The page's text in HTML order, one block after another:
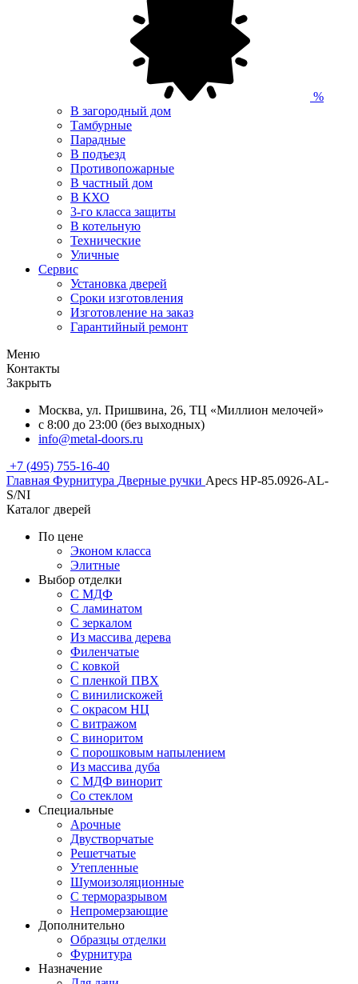
%
В загородный дом
Тамбурные
Парадные
В подъезд
Противопожарные
В частный дом
В КХО
3-го класса защиты
В котельную
Технические
Уличные
Сервис
Установка дверей
Сроки изготовления
Изготовление на заказ
Гарантийный ремонт
Меню
Контакты
Закрыть
Москва, ул. Пришвина, 26, ТЦ «Миллион мелочей»
с 8:00 до 23:00 (без выходных)
info@metal-doors.ru
+7 (495) 755-16-40
Главная Фурнитура Дверные ручки Apecs HP-85.0926-AL-
S/NI
Каталог дверей
По цене
Эконом класса
Элитные
Выбор отделки
С МДФ
С ламинатом
С зеркалом
Из массива дерева
Филенчатые
С ковкой
С пленкой ПВХ
С винилискожей
С окрасом НЦ
С витражом
С виноритом
С порошковым напылением
Из массива дуба
С МДФ винорит
Со стеклом
Специальные
Арочные
Двустворчатые
Решетчатые
Утепленные
Шумоизоляционные
С терморазрывом
Непромерзающие
Дополнительно
Образцы отделки
Фурнитура
Назначение